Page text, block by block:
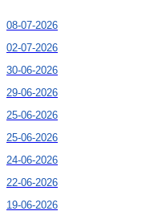
08-07-2026
02-07-2026
30-06-2026
29-06-2026
25-06-2026
25-06-2026
24-06-2026
22-06-2026
19-06-2026